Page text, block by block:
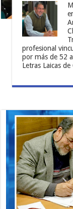
profesional
por más de 52
Letras Laicas de